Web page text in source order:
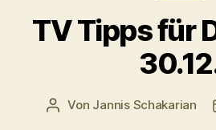
TV Tipps für
Beitragsautor
Von Jannis Schakarian